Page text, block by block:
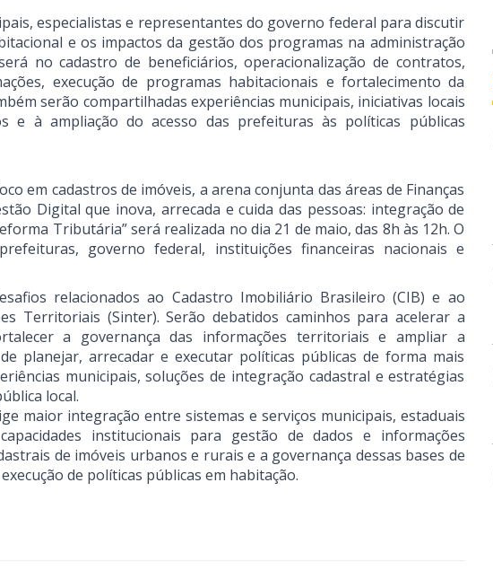
especialistas e representantes do governo federal para discutir
e os impactos da gestão dos programas na administração
no cadastro de beneficiários, operacionalização de contratos,
execução de programas habitacionais e fortalecimento da
serão compartilhadas experiências municipais, iniciativas locais
e à ampliação do acesso das prefeituras às políticas públicas
em cadastros de imóveis, a arena conjunta das áreas de Finanças
Digital que inova, arrecada e cuida das pessoas: integração de
Tributária” será realizada no dia 21 de maio, das 8h às 12h. O
governo federal, instituições financeiras nacionais e
relacionados ao Cadastro Imobiliário Brasileiro (CIB) e ao
Territoriais (Sinter). Serão debatidos caminhos para acelerar a
a governança das informações territoriais e ampliar a
planejar, arrecadar e executar políticas públicas de forma mais
municipais, soluções de integração cadastral e estratégias
local.
maior integração entre sistemas e serviços municipais, estaduais
institucionais para gestão de dados e informações
de imóveis urbanos e rurais e a governança dessas bases de
de políticas públicas em habitação.